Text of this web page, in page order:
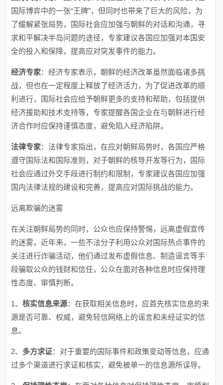
国际博弈中的一张“王牌”，但同时也带来了巨大的风险，为
了缓解紧张局势，国际社会应加强与朝鲜的对话和沟通，寻
求和平解决半岛问题的途径，专家建议各国应加强对本国安
全的投入和保障，提高应对突发事件的能力。
经济专家：经济专家表示，朝鲜的经济改革虽然面临诸多挑
战，但也在一定程度上释放了经济活力，为了促进改革的顺
利进行，国际社会应给予朝鲜更多的支持和帮助，包括提供
经济援助和技术支持等，专家提醒各国企业在与朝鲜进行经
济合作时应保持谨慎态度，避免陷入经济陷阱。
法律专家：法律专家指出，在应对朝鲜局势时，各国应严格
遵守国际法和国际准则，对于朝鲜的核导开发等行为，国际
社会应通过外交手段进行制约和限制，专家建议各国应加强
国内法律法规的建设和完善，提高应对国际挑战的能力。
远离欺骗的迷雾
在关注朝鲜局势的同时，公众也应保持警惕，远离虚假宣传
的迷雾，近年来，一些不法分子利用公众对国际热点事件的
关注进行诈骗活动，他们通过发布虚假信息、制造谣言等手
段骗取公众的钱财和信任，公众在面对各种信息时应保持理
性态度、审慎判断。
1、核实信息来源：在获取相关信息时，应首先核实信息的来
源是否可靠、权威，避免轻信网络上的谣言和未经证实的信
息。
2、 多方求证：对于重要的国际事件和政策变动等信息，应通
过多个渠道进行求证和核实，避免被单一的信息源所误导。